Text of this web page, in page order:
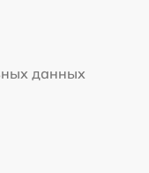
данных